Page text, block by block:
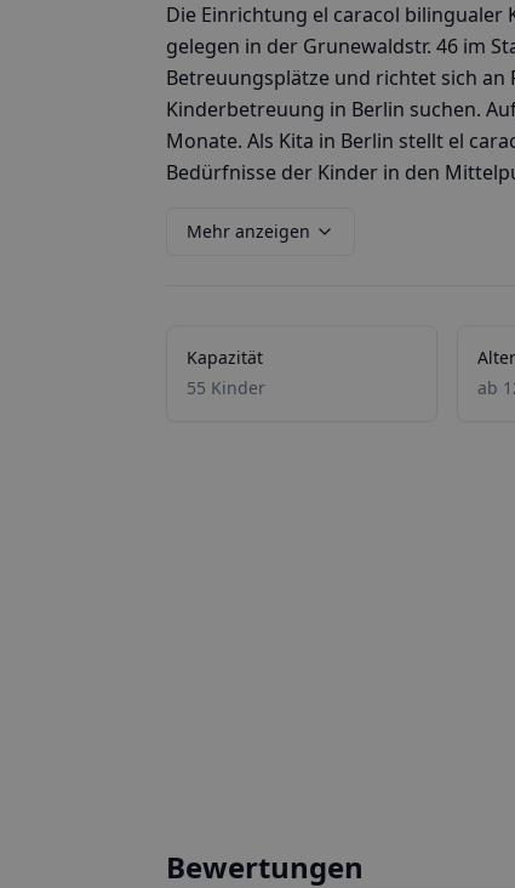
Die Einrichtung el caracol bilingualer
gelegen in der Grunewaldstr. 46 im
Betreuungsplätze und richtet sich
Kinderbetreuung in Berlin suchen.
Monate. Als Kita in Berlin stellt el
Bedürfnisse der Kinder in den
Mehr anzeigen
Kapazität
55 Kinder
Alter
ab
Bewertungen